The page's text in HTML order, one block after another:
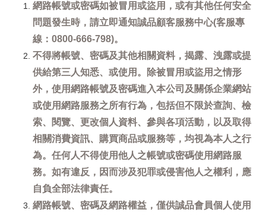
網路帳號或密碼如被冒用或盜用，或有其他任何安全
問題發生時，請立即通知誠品顧客服務中心(客服專
線：0800-666-798)。
不得將帳號、密碼及其他相關資料，揭露、洩露或提
供給第三人知悉、或使用。除被冒用或盜用之情形
外，使用網路帳號及密碼進入本公司及關係企業網站
或使用網路服務之所有行為，包括但不限於查詢、檢
索、閱覽、更改個人資料、參與各項活動，以及取得
相關消費資訊、購買商品或服務等，均視為本人之行
為。任何人不得使用他人之帳號或密碼使用網路服
務。如有違反，因而涉及犯罪或侵害他人之權利，應
自負全部法律責任。
網路帳號、密碼及網路權益，僅供誠品會員個人使用